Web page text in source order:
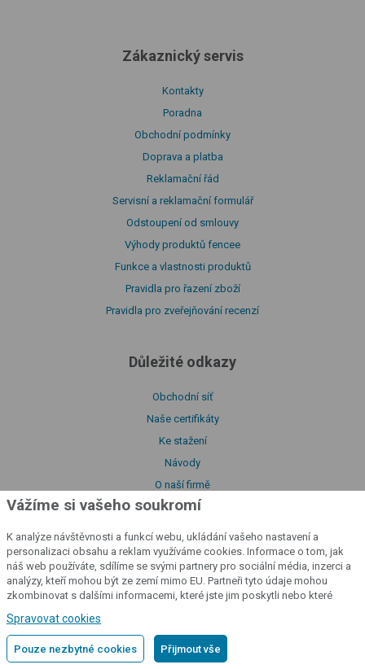
Zákaznický servis
Kontakty
Poradna
Obchodní podmínky
Doprava a platba
Reklamační řád
Servisní a reklamační formulář
Odstoupení od smlouvy
Výhody produktů fencee
Funkce a vlastnosti produktů
Pravidla pro řazení zboží
Pravidla pro zveřejňování recenzí
Důležité odkazy
Obchodní síť
Naše certifikáty
Ke stažení
Návody
O naší firmě
Prohlášení o shodě
Zásady zpracování souborů cookies
Zásady zpracování osobních údajů
Poučení o souborech cookies
Licenční podmínky aplikace fencee Cloud
Prohlášení o přístupnosti
Vážíme si vašeho soukromí
K analýze návštěvnosti a funkcí webu, ukládání vašeho nastavení a
personalizaci obsahu a reklam využíváme cookies. Informace o tom, jak
náš web používáte, sdílíme se svými partnery pro sociální média, inzerci a
analýzy, kteří mohou být ze zemí mimo EU. Partneři tyto údaje mohou
zkombinovat s dalšími informacemi, které jste jim poskytli nebo které
Spravovat cookies
Pouze nezbytné cookies Přijmout vše